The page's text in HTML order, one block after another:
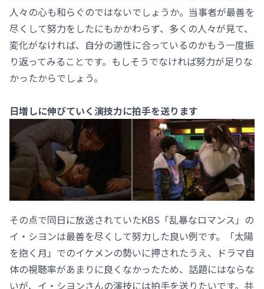
人々の心も和らぐのではないでしょうか。当事者が最善を
尽くして努力をしたにもかかわらず、多くの人々が見て、
変化がなければ、自分の適性に合っているのかもう一度振
り返ってみることです。もしそうでなければ努力が足りな
かったからでしょう。
日増しに伸びていく演技力に拍手を送ります
その点で同日に放送されていたKBS「乱暴なロマンス」の
イ・シヨンは最善を尽くして努力した良い例です。「太陽
を抱く月」でのイケメンの勢いに押されたうえ、ドラマ自
体の視聴率があまりに良くなかったため、話題にはならな
いが、イ・シヨンさんの演技には拍手を送りたいです。共